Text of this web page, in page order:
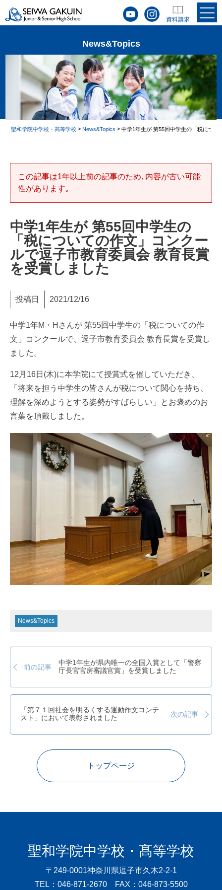
News&Topics
聖和学院中学校・髙等学校 >News&Topics >中学1年生が 第55回中学生の「税につ
この記事は1年以上前の記事のため､内容が古い可能
性があります｡
中学1年生が 第55回中学生の
「税についての作文」コンクー
ルで逗子市教育委員会 教育長賞
を受賞しました
投稿日 2021/12/16
中学1年M・Hさんが 第55回中学生の「税についての作
文」コンクールで、逗子市教育委員会 教育長賞を受賞し
ました。
12月16日(木)に本学院にて授賞式を催していただき、
「将来を担う中学生の皆さんが税について関心を持ち、
理解を深めようとする姿勢がすばらしい」とお褒めのお
言葉を頂戴しました。
News&Topics
前の記事
中学1年生が県内唯一の全国入賞として「警察
庁長官官房審議官賞」を受賞しました
「第７１回社会を明るくする運動作文コンテ
スト」において表彰されました
次の記事
トップページ
聖和学院中学校・髙等学校
〒249-0001神奈川県逗子市久木2-2-1
TEL：046-871-2670 FAX：046-873-5500